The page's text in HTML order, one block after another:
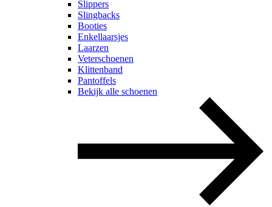
Slippers
Slingbacks
Booties
Enkellaarsjes
Laarzen
Veterschoenen
Klittenband
Pantoffels
Bekijk alle schoenen